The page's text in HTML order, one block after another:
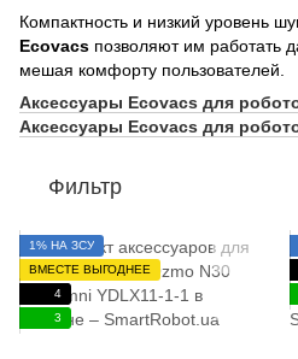
Компактность и низкий уровень
Ecovacs позволяют им работать
мешая комфорту пользователей.
Аксессуары Ecovacs для
Аксессуары Ecovacs для
Фильтр
1% НА ЗСУ
ВМЕСТЕ ВЫГОДНЕЕ
4
3